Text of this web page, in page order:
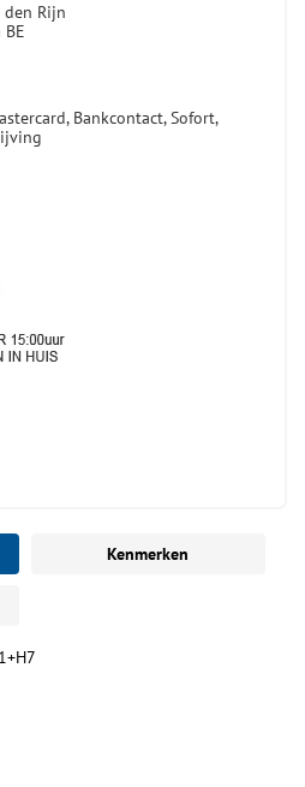
Rijn
Bankcontact, Sofort,
Kenmerken